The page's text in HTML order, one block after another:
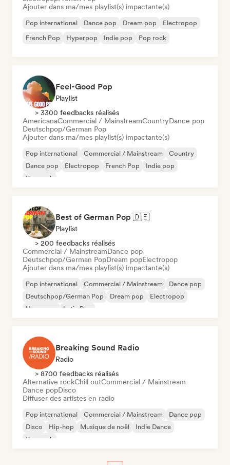
Ajouter dans ma/mes playlist(s) impactante(s)
Pop international Dance pop Dream pop
Electropop
French Pop
Hyperpop Indie pop Pop rock
Feel-Good Pop
Playlist
> 3300 feedbacks réalisés
AmericanaCommercial / MainstreamCountryDance pop
Deutschpop/German Pop
Ajouter dans ma/mes playlist(s) impactante(s)
Pop international Commercial / Mainstream
Country
Dance pop
Electropop French Pop
Indie pop
Pop rock
Best of German Pop 🇩🇪
Playlist
> 200 feedbacks réalisés
Commercial / MainstreamDance pop
Deutschpop/German PopDream popElectropop
Ajouter dans ma/mes playlist(s) impactante(s)
Pop international Commercial / Mainstream
Dance pop
Deutschpop/German Pop
Dream pop
Electropop
Hyperpop
Latin Pop
Breaking Sound Radio
Radio
> 8700 feedbacks réalisés
Alternative rockChill outCommercial / Mainstream
Dance popDisco
Diffuser des artistes en radio
Pop international Commercial / Mainstream
Dance pop
Disco
Hip-hop Musique de noël
Indie Dance
Pop rock